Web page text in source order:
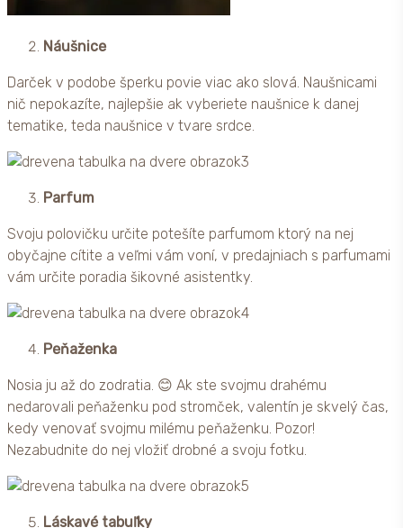
Náušnice
Darček v podobe šperku povie viac ako slová. Naušnicami
nič nepokazíte, najlepšie ak vyberiete naušnice k danej
tematike, teda naušnice v tvare srdce.
Parfum
Svoju polovičku určite potešíte parfumom ktorý na nej
obyčajne cítite a veľmi vám voní, v predajniach s parfumami
vám určite poradia šikovné asistentky.
Peňaženka
Nosia ju až do zodratia. 😊 Ak ste svojmu drahému
nedarovali peňaženku pod stromček, valentín je skvelý čas,
kedy venovať svojmu milému peňaženku. Pozor!
Nezabudnite do nej vložiť drobné a svoju fotku.
Láskavé tabuľky